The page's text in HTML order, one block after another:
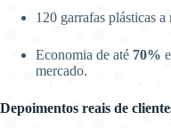
120 garrafas plásticas
Economia de até 70%
mercado.
Depoimentos reais de